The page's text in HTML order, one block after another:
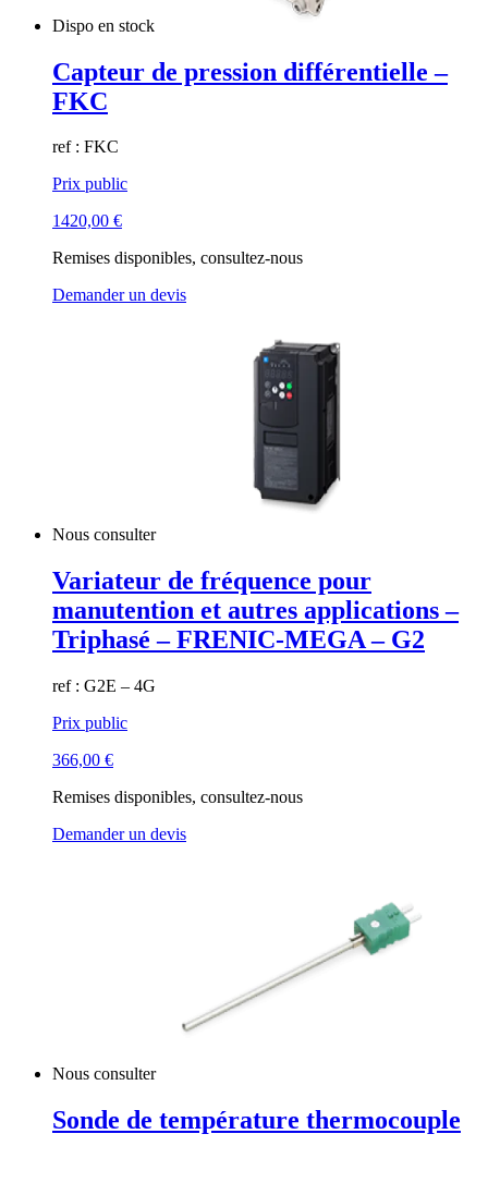
Dispo en stock
Capteur de pression différentielle –
FKC
ref : FKC
Prix public
1420,00 €
Remises disponibles, consultez-nous
Demander un devis
Nous consulter
Variateur de fréquence pour
manutention et autres applications –
Triphasé – FRENIC-MEGA – G2
ref : G2E – 4G
Prix public
366,00 €
Remises disponibles, consultez-nous
Demander un devis
Nous consulter
Sonde de température thermocouple